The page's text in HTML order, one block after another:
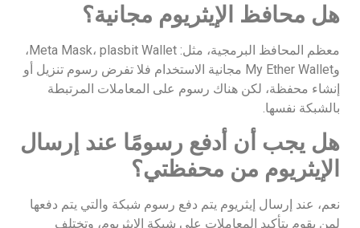
هل محافظ الإيثريوم مجانية؟
معظم المحافظ البرمجية، مثل: Meta Mask، plasbit Wallet،
وMy Ether Wallet مجانية الاستخدام فلا تفرض رسوم تنزيل أو
إنشاء محفظة، لكن هناك رسوم على المعاملات المرتبطة
بالشبكة نفسها.
هل يجب أن أدفع رسومًا عند إرسال
الإيثريوم من محفظتي؟
نعم، عند إرسال إيثريوم يتم دفع رسوم شبكة والتي يتم دفعها
لمن يقوم بتأكيد المعاملات على شبكة الإيثريوم، وتختلف